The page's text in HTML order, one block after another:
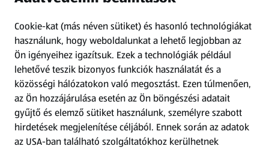
Információk
Kérdőív
Fizetési lehetőségek
ALDI utalványok
Árcsökkentés
Cookie-kat (más néven sütiket) és hasonló technológiákat
használunk, hogy weboldalunkat a lehető legjobban az
Ön igényeihez igazítsuk. Ezek a technológiák például
lehetővé teszik bizonyos funkciók használatát és a
közösségi hálózatokon való megosztást. Ezen túlmenően,
az Ön hozzájárulása esetén az Ön böngészési adatait
gyűjtő és elemző sütiket használunk, személyre szabott
hirdetések megjelenítése céljából. Ennek során az adatok
az USA-ban található szolgáltatókhoz kerülhetnek